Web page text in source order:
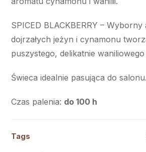
SPICED BLACKBERRY –
dojrzałych jeżyn i cynamonu
puszystego, delikatnie waniliowego
Świeca idealnie pasująca do salonu.
Czas palenia: do 100 h
Tags